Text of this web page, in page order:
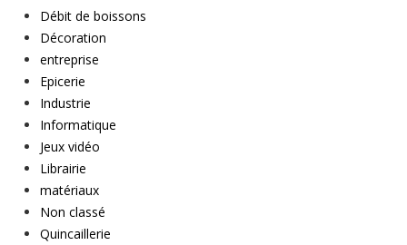
Débit de boissons
Décoration
entreprise
Epicerie
Industrie
Informatique
Jeux vidéo
Librairie
matériaux
Non classé
Quincaillerie